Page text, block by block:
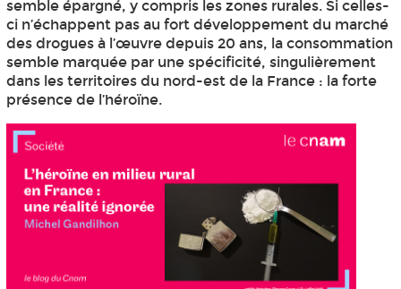
semble épargné, y compris les zones rurales. Si celles-
ci n’échappent pas au fort développement du marché
des drogues à l’œuvre depuis 20 ans, la consommation
semble marquée par une spécificité, singulièrement
dans les territoires du nord-est de la France : la forte
présence de l’héroïne.